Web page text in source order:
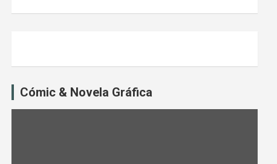
Cómic & Novela Gráfica